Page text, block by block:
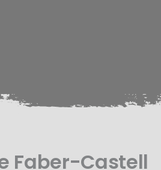
Faber-Castell